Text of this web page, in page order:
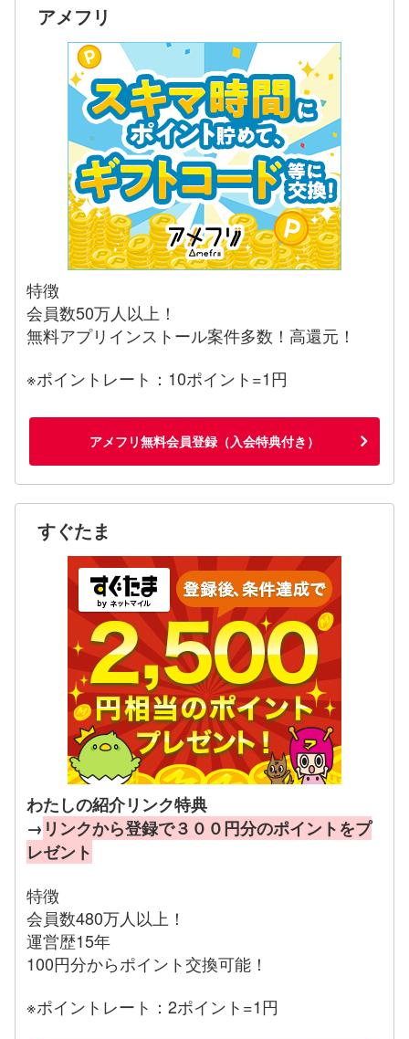
アメフリ
特徴
会員数50万人以上！
無料アプリインストール案件多数！高還元！
※ポイントレート：10ポイント=1円
アメフリ無料会員登録（入会特典付き）
すぐたま
わたしの紹介リンク特典
→ リンクから登録で３００円分のポイントをプ
レゼント
特徴
会員数480万人以上！
運営歴15年
100円分からポイント交換可能！
※ポイントレート：2ポイント=1円